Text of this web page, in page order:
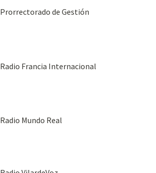
Prorrectorado de Gestión
Radio Francia Internacional
Radio Mundo Real